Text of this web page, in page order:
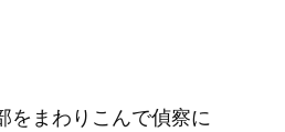
をまわりこんで偵察に